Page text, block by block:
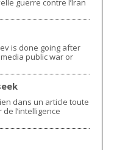
guerre contre l’Iran
is done going after
public war or
dans un article toute
l’intelligence